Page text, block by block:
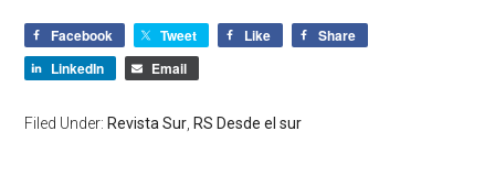
Facebook Tweet Like
Share
LinkedIn
Email
Filed Under: Revista Sur RS Desde el sur